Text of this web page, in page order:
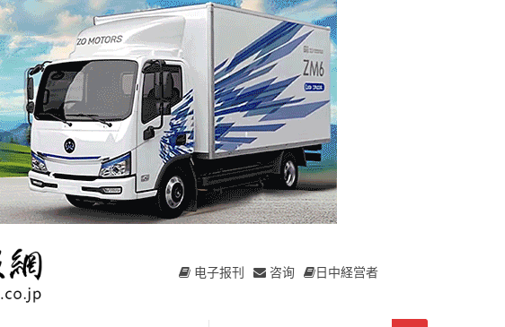
电子报刊 咨询 日中経営者